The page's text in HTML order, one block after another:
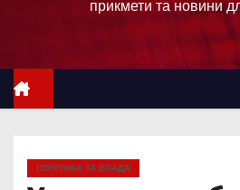
е
прикмети та новини
ПОЛІТИКА ТА ВЛАДА